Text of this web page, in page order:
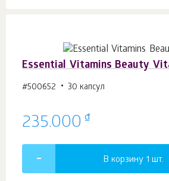
Essential Vitamins Beauty
#500652 30 капсул
235.000 ₫
В корзину 1 шт.